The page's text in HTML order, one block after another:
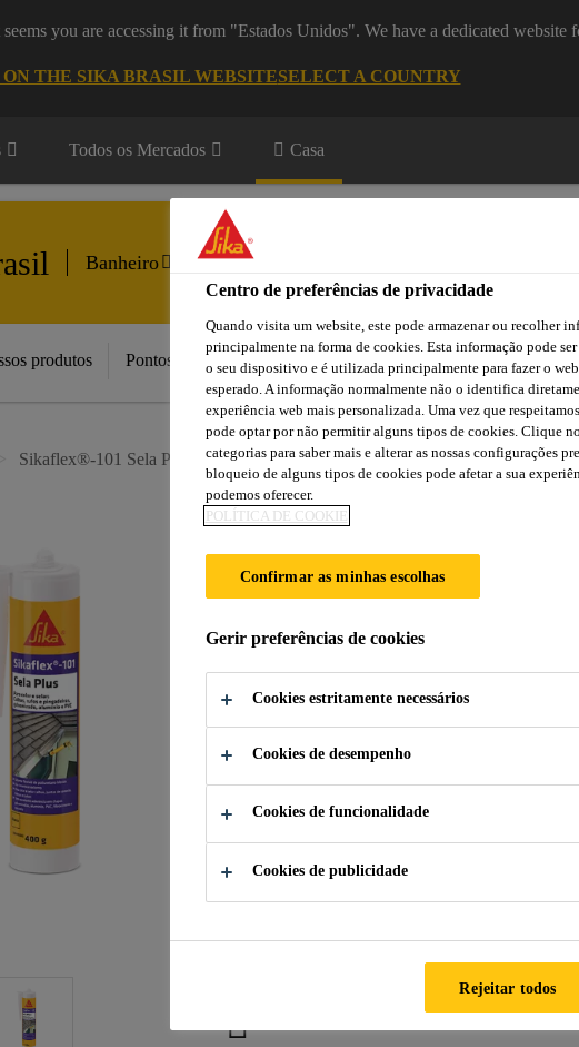
you are accessing it from "Estados Unidos". We have a dedicated website
ON THE SIKA BRASIL WEBSITESELECT A COUNTRY
Todos os Mercados Casa
Banheiro
produtos Pontos de Venda Downloads Atendimento Técnico
Sikaflex®-101 Sela Plus
Sikaflex®-
Selante flexível de
Sikaflex® 101 Sela Plus é um
cura com a umidade do ar,
aderência na maioria dos
Boa aderência
Centro de preferências de privacidade
Quando visita um website, este pode armazenar ou recolher
principalmente na forma de cookies. Esta informação pode ser
o seu dispositivo e é utilizada principalmente para fazer o
esperado. A informação normalmente não o identifica
experiência web mais personalizada. Uma vez que
pode optar por não permitir alguns tipos de cookies. Clique
categorias para saber mais e alterar as nossas configurações
bloqueio de alguns tipos de cookies pode afetar a sua
podemos oferecer.
POLÍTICA DE COOKIE
Confirmar as minhas escolhas
Gerir preferências de cookies
Cookies estritamente necessários
Cookies de desempenho
Cookies de funcionalidade
Cookies de publicidade
Rejeitar todos